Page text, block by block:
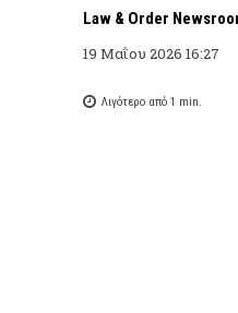
Law & Order
19 Μαΐου 2026 16:27
Λιγότερο από 1 min.